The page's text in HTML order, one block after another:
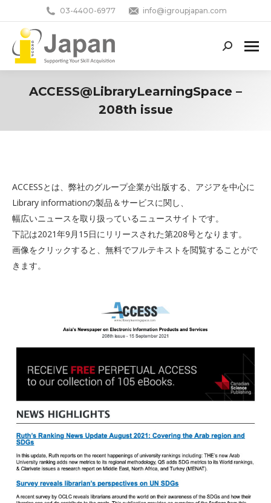
03-4400-6977 info@igroupjapan.com
Search:
ACCESS@LibraryLearningSpace –
208th issue
ACCESSとは、弊社のグループ企業が出版する、アジアを中心に
Library informationの製品＆サービスに関し、
幅広いニュースを取り扱っているニュースサイトです。
下記は2021年9月15日にリリースされた第208号となります。
画像をクリックすると、無料でフルテキストを閲覧することがで
きます。